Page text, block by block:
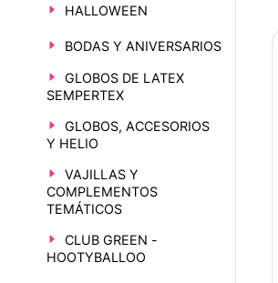
HALLOWEEN
BODAS Y ANIVERSARIOS
GLOBOS DE LATEX
SEMPERTEX
GLOBOS, ACCESORIOS
Y HELIO
VAJILLAS Y
COMPLEMENTOS
TEMÁTICOS
CLUB GREEN -
HOOTYBALLOO